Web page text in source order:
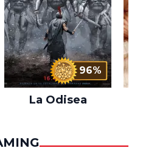
96%
La Odisea